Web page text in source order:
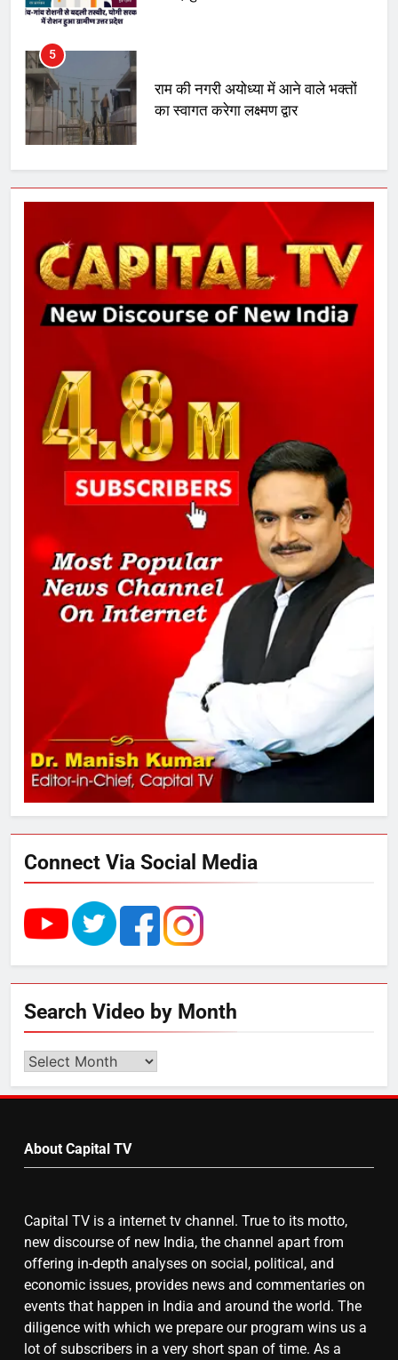
5
राम की नगरी अयोध्या में आने वाले भक्तों
का स्वागत करेगा लक्ष्मण द्वार
6
उत्तर प्रदेश में गांवों में बढ़ेंगी सुविधाएं: 67%
बढ़ा पंचायतों का बजट
7
8
चुनाव से पहले लालू परिवार पर बड़ा झटका,
दिल्ली कोर्ट ने IRCTC घोटाले में आरोप
तय किए
SRN अस्पताल का नाम अमर शहीद ठाकुर
रोशन सिंह के नाम पर करने की मांग तेज
अमर शहीद ठाकुर रोशन सिंह के नाम पर
स्वरूप रानी नेहरू चिकित्सालय का
नामकरण करने की मांग को लेकर
अनिश्चितकालीन धरना शुरू
3
289 एकड़ भूमि पर विकसित होगा कार्बन-
फ्री डेटा सेंटर, हजारों उच्च-कुशल
रोजगार सृजन की संभावना
UP में ग्रामीण बिजली आपूर्ति से कृषि,
डेयरी, कुटीर उद्योग और स्वरोजगार को
राम की नगरी अयोध्या में आने वाले भक्तों
का स्वागत करेगा लक्ष्मण द्वार
बढ़ा पंचायतों का बजट
7
गाजा युद्धविराम को लेकर बड़ी खबरें
8
Connect Via Social Media
Search Video by Month
Search
by
About Capital TV
Capital TV is a internet tv channel. True to its motto,
new discourse of new India, the channel apart from
offering in-depth analyses on social, political, and
economic issues, provides news and commentaries on
events that happen in India and around the world. The
diligence with which we prepare our program wins us a
lot of subscribers in a very short span of time. As a